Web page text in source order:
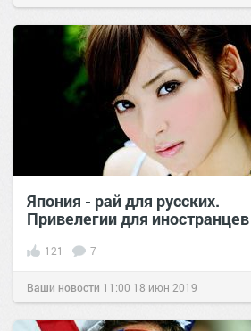
Япония - рай для русских.
Привелегии для иностранцев
121 7
Ваши новости 11:00 18 июн 2019